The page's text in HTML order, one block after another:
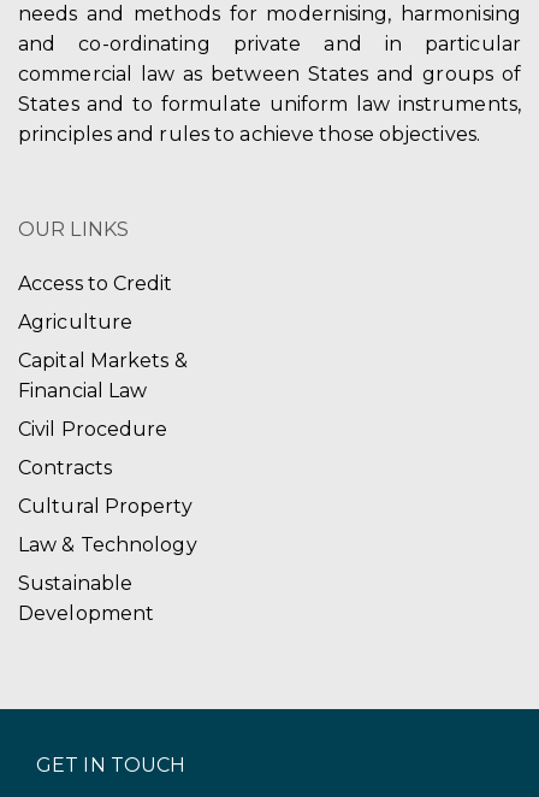
needs and methods for modernising, harmonising
and co-ordinating private and in particular
commercial law as between States and groups of
States and to formulate uniform law instruments,
principles and rules to achieve those objectives.
OUR LINKS
Access to Credit
Agriculture
Capital Markets &
Financial Law
Civil Procedure
Contracts
Cultural Property
Law & Technology
Sustainable
Development
GET IN TOUCH